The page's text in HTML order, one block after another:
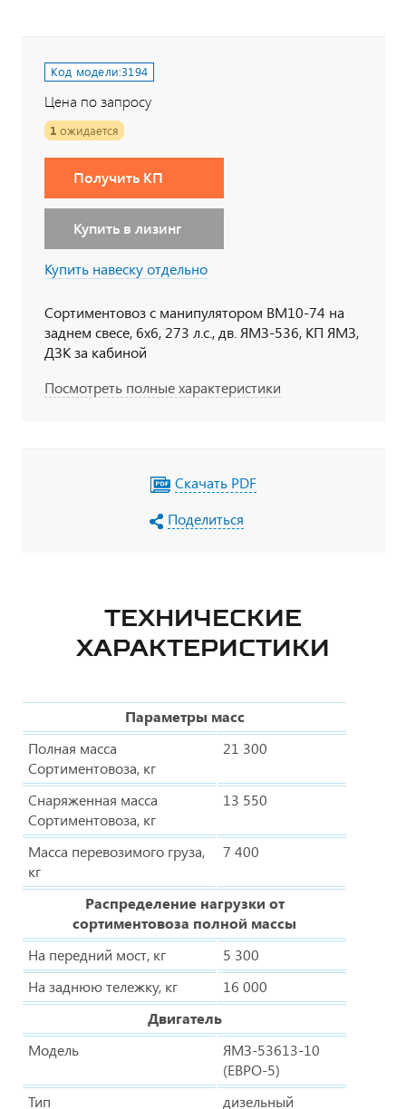
Код модели:3194
Цена по запросу
1 ожидается
Получить КП
Купить в лизинг
Купить навеску отдельно
Сортиментовоз с манипулятором ВМ10-74 на
заднем свесе, 6х6, 273 л.с., дв. ЯМЗ-536, КП ЯМЗ,
ДЗК за кабиной
Посмотреть полные характеристики
Скачать PDF
Поделиться
ТЕХНИЧЕСКИЕ
ХАРАКТЕРИСТИКИ
Параметры масс
Полная масса
Сортиментовоза, кг
21 300
Снаряженная масса
Сортиментовоза, кг
13 550
Масса перевозимого груза,
кг
7 400
Распределение нагрузки от
сортиментовоза полной массы
На передний мост, кг
5 300
На заднюю тележку, кг
16 000
Двигатель
Модель
ЯМЗ-53613-10
(ЕВРО-5)
Тип
дизельный